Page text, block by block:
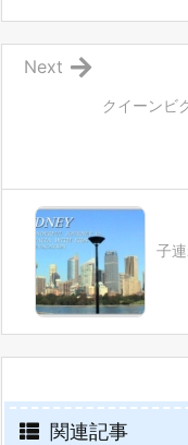
クイーンビ
Next
子
関連記事